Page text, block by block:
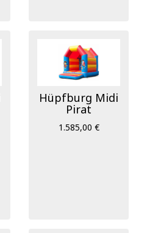
Hüpfburg Midi
Pirat
1.585,00 €